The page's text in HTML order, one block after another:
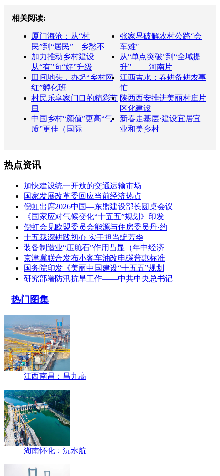
相关阅读:
厦门海沧：从“村
民”到“居民” 乡愁不
张家界破解农村公路“会
车难”
加力推动乡村建设
从“有”向“好”升级
从“单点突破”到“全域提
升”—— 河南片
田间地头，办起“乡村网
红”孵化班
江西吉水：春耕备耕农事
忙
村民乐享家门口的精彩节
目
陕西西安推进美丽村庄片
区化建设
中国乡村“颜值”更高“气
质”更佳（国际
新春走基层·建设宜居宜
业和美乡村
热点资讯
加快建设统一开放的交通运输市场
国家发展改革委回应当前经济热点
倪虹出席2026中国—东盟建设部长圆桌会议
《国家应对气候变化“十五五”规划》印发
倪虹会见欧盟委员会能源与住房委员丹·约
十五载深耕践初心 实干担当绽芳华
装备制造业“压舱石”作用凸显（年中经济
京津冀联合发布小客车油改电碳普惠标准
国务院印发《美丽中国建设“十五五”规划
研究部署防汛抗旱工作——中共中央总书记
热门图集
江西南昌：昌九高
湖南怀化：沅水航